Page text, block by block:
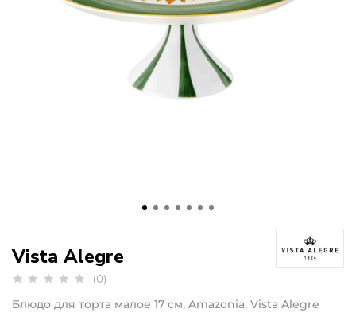
(0)
Vista Alegre
Блюдо для торта малое 17 см, Amazonia, Vista Alegre